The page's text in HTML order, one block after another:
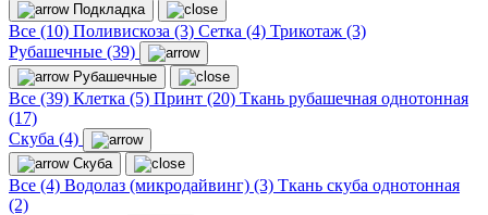
Подкладка
Все (10) Поливискоза (3) Сетка (4) Трикотаж (3)
Рубашечные (39)
Рубашечные
Все (39) Клетка (5) Принт (20) Ткань рубашечная однотонная
(17)
Скуба (4)
Скуба
Все (4) Водолаз (микродайвинг) (3) Ткань скуба однотонная
(2)